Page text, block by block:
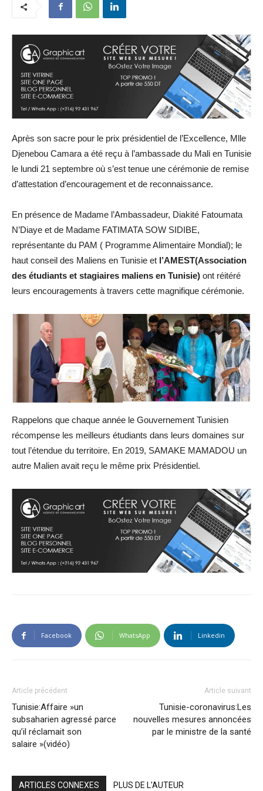
Après son sacre pour le prix présidentiel de l’Excellence, Mlle
Djenebou Camara a été reçu à l’ambassade du Mali en Tunisie
le lundi 21 septembre où s’est tenue une cérémonie de remise
d’attestation d’encouragement et de reconnaissance.
En présence de Madame l’Ambassadeur, Diakité Fatoumata
N’Diaye et de Madame FATIMATA SOW SIDIBE,
représentante du PAM ( Programme Alimentaire Mondial); le
haut conseil des Maliens en Tunisie et l’AMEST(Association
des étudiants et stagiaires maliens en Tunisie) ont réitéré
leurs encouragements à travers cette magnifique cérémonie.
Rappelons que chaque année le Gouvernement Tunisien
récompense les meilleurs étudiants dans leurs domaines sur
tout l’étendue du territoire. En 2019, SAMAKE MAMADOU un
autre Malien avait reçu le même prix Présidentiel.
Facebook WhatsApp Linkedin
Article précédent
Tunisie:Affaire »un
subsaharien agressé parce
qu’il réclamait son
salaire »(vidéo)
Article suivant
Tunisie-coronavirus:Les
nouvelles mesures annoncées
par le ministre de la santé
ARTICLES CONNEXES PLUS DE L'AUTEUR